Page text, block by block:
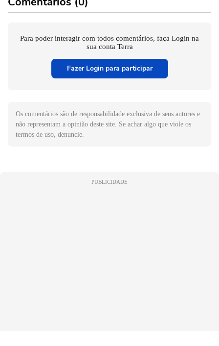
Para poder interagir com todos comentários, faça Login na
sua conta Terra
Fazer Login para participar
Os comentários são de responsabilidade exclusiva de seus autores e
não representam a opinião deste site. Se achar algo que viole os
termos de uso, denuncie.
PUBLICIDADE